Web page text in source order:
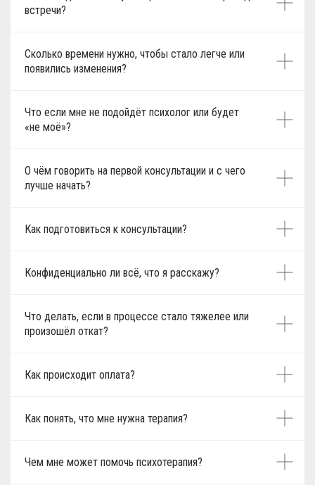
встречи?
Сколько времени нужно, чтобы стало легче или
появились изменения?
Что если мне не подойдёт психолог или будет
«не моё»?
О чём говорить на первой консультации и с чего
лучше начать?
Как подготовиться к консультации?
Конфиденциально ли всё, что я расскажу?
Что делать, если в процессе стало тяжелее или
произошёл откат?
Как происходит оплата?
Как понять, что мне нужна терапия?
Чем мне может помочь психотерапия?